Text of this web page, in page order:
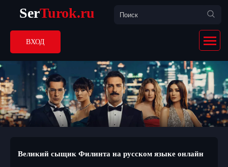
SerTurok.ru
ВХОД
Великий сыщик Филинта на русском языке онлайн